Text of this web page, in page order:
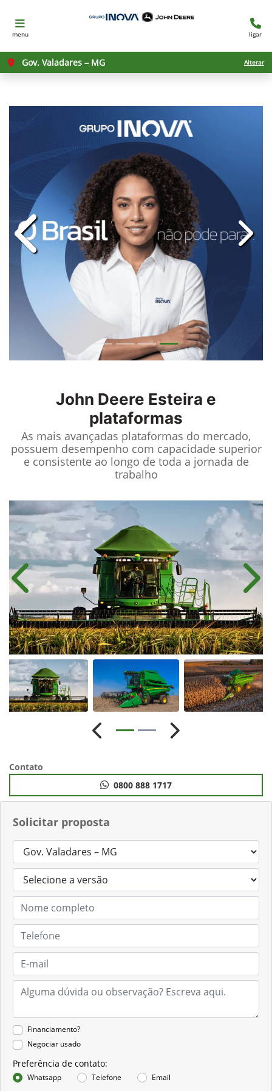
menu ligar
Gov. Valadares – MG Alterar
templates.template-
John Deere Esteira e
plataformas
As mais avançadas plataformas do mercado,
possuem desempenho com capacidade superior
e consistente ao longo de toda a jornada de
trabalho
Solicitar proposta
Financiamento?
Negociar usado
Preferência de contato:
Whatsapp Telefone Email
Anterior
Anterior Próximo
Contato
0800 888 1717